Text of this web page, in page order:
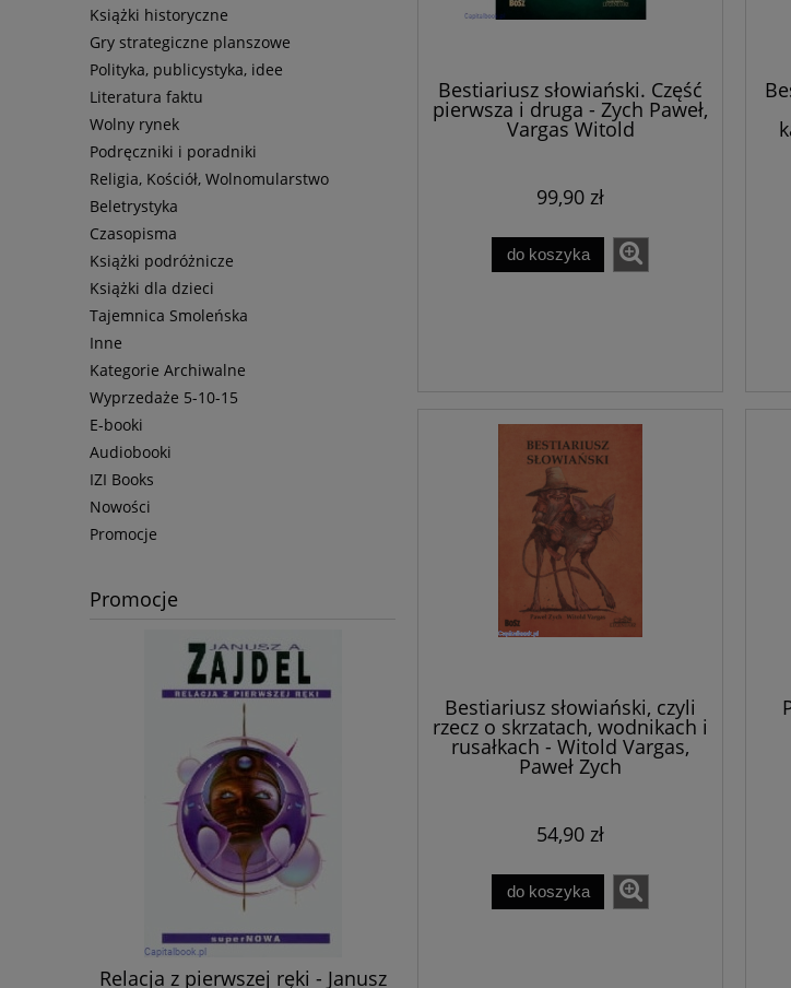
Książki historyczne
Gry strategiczne planszowe
Polityka, publicystyka, idee
Literatura faktu
Wolny rynek
Podręczniki i poradniki
Religia, Kościół, Wolnomularstwo
Beletrystyka
Czasopisma
Książki podróżnicze
Książki dla dzieci
Tajemnica Smoleńska
Inne
Kategorie Archiwalne
Wyprzedaże 5-10-15
E-booki
Audiobooki
IZI Books
Nowości
Promocje
Promocje
Relacja z pierwszej ręki - Janusz
Bestiariusz słowiański. Część
pierwsza i druga - Zych Paweł,
Vargas Witold
99,90 zł
do koszyka
Bestiariusz słowiański, czyli
rzecz o skrzatach, wodnikach i
rusałkach - Witold Vargas,
Paweł Zych
54,90 zł
do koszyka